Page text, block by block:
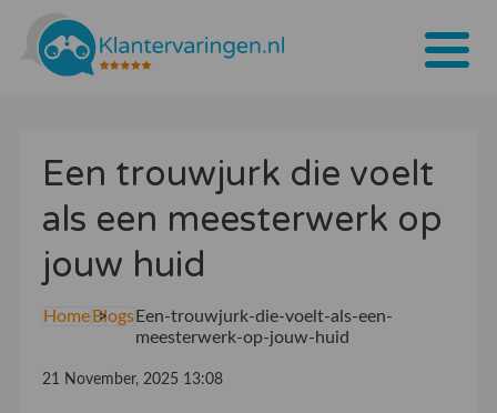
Tarieven
Bedrijven
Over ons
Blogs
Contact
Een trouwjurk die voelt
als een meesterwerk op
jouw huid
Home Blogs Een-trouwjurk-die-voelt-als-een-
meesterwerk-op-jouw-huid
21 November, 2025 13:08